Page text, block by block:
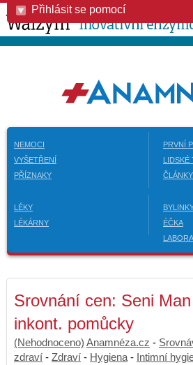
Přihlásit se pomocí
NEMOCI
VYŠETŘENÍ
PŘÍZNAKY
PRVNÍ
LIDSKÉ
LÉKY
LÉKÁRNY
ÉČKA
Srovnání cen: Seni
inkont. pomůcky
(Nehodnoceno) Anamnéza.cz -
zdraví - Zdraví - Hygiena - Intimní